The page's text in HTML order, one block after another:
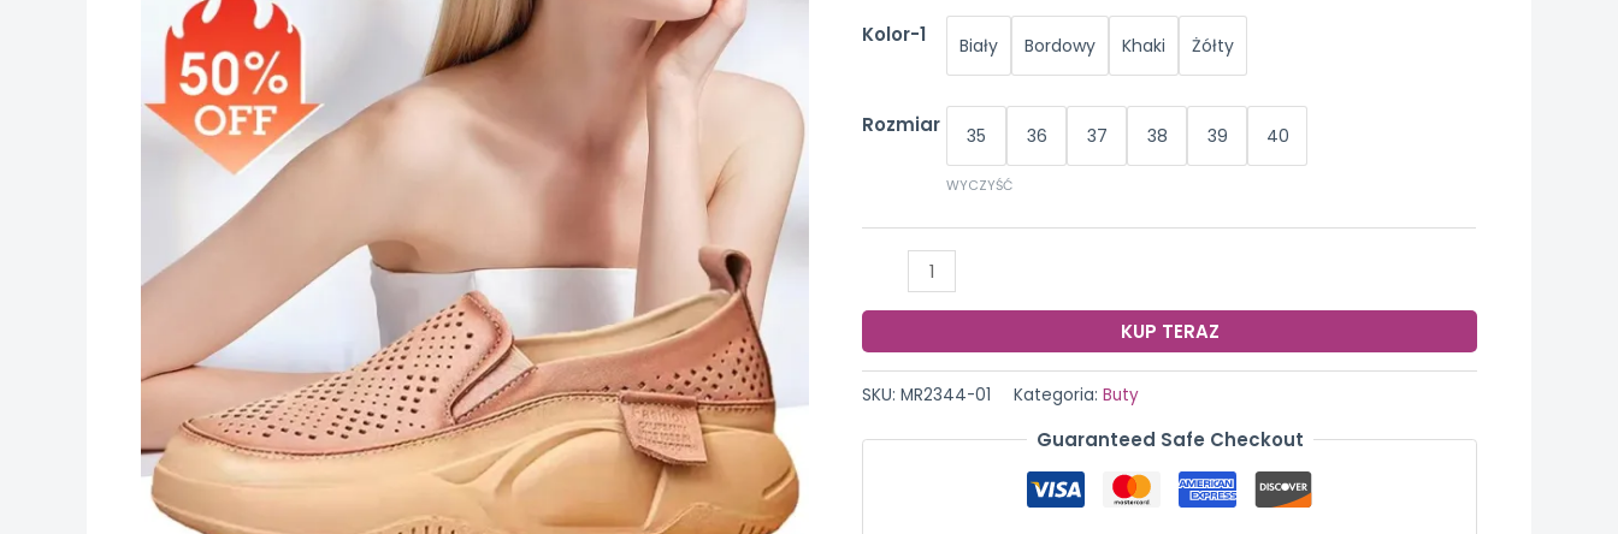
Kolor-1 Biały Bordowy Khaki Żółty
Rozmiar 35 36 37 38 39 40
WYCZYŚĆ
Okrągłe
buty
KUP TERAZ
SKU:MR2344-01 Kategoria:Buty
Guaranteed Safe Checkout